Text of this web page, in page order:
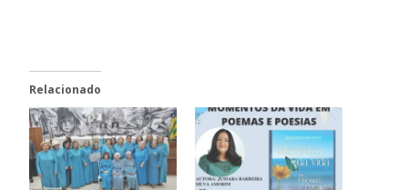
Relacionado